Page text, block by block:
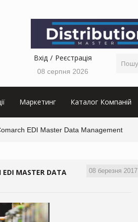
Вхід Реєстрація
08 серпня 2026
Маркетинг Каталог Компаній
EDI Master Data Management
08 березня 2017
MASTER DATA